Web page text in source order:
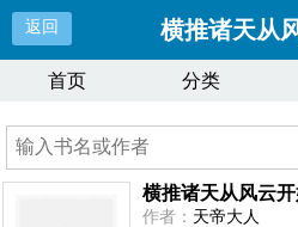
返回 横推诸天从
首页 分类
横推诸天从风云
作者： 天帝大人